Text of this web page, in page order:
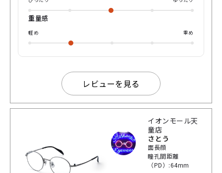
ほど主張が強くなく、絶妙なバランスを持ったカラーあるか
らえこそ、どのような服装や場所でも品良く、さりげなく個
性を演出したい場合に最適なメガネです。 個人的には細いメ
タルなので気付きにくいですが、シルバーの艶ありとマット
のグラデーションが光の反射の変化と共に、かけた時の表情
の変化を引き出すところはお気に入りです！！ サイズ違いの
49サイズよりは少し大きめであるからこそ、ゆったり掛けた
はところどころにある自然な変化にあなたは気づくだろう
か？ 実際にその変化を気づき、さりげない特別感を出したメ
ガネを日常の一部にしていただきたい。 是非この機会にお試
しください！ それでは！たくさんよい出会いがありますよう
に！
重量感
軽め 重め
レビューを見る
イオンモール天
童店
さとう
面長顔
瞳孔間距離
（PD）:64mm